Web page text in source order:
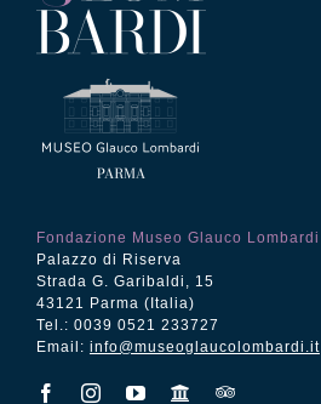
Fondazione Museo Glauco Lombardi
Palazzo di Riserva
Strada G. Garibaldi, 15
43121 Parma (Italia)
Tel.: 0039 0521 233727
Email: info@museoglaucolombardi.it